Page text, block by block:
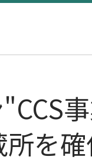
所を